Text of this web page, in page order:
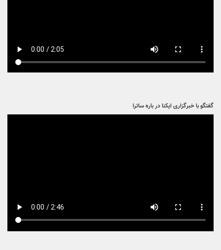
گفتگو با خبرگزاری ایکنا در باره ساترا